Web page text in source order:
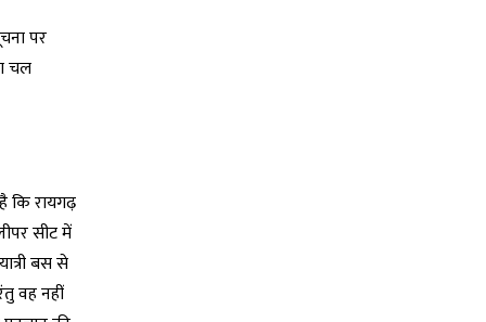
पर
चल
कि रायगढ़
सीट में
बस से
वह नहीं